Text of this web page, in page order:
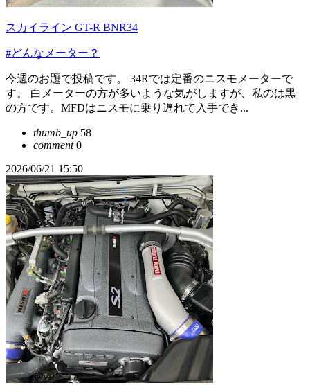
スカイライン GT-R BNR34
#どんなメーター？
今週のお題で投稿です。 34Rでは定番のニスモメーターで
す。 白メーターの方が多いような気がしますが、私のは黒
の方です。MFDはニスモに乗り遅れて入手でき...
thumb_up 58
comment0
2026/06/21 15:50